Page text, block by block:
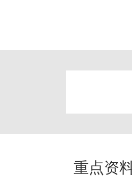
重点资